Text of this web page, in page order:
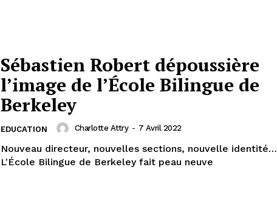
Sébastien Robert dépoussière
l’image de l’École Bilingue de
Berkeley
EDUCATION Charlotte Attry - 7 Avril 2022
Nouveau directeur, nouvelles sections, nouvelle identité…
L'École Bilingue de Berkeley fait peau neuve